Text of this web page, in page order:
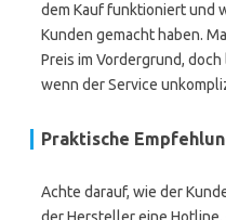
dem Kauf funktioniert und
Kunden gemacht haben.
Preis im Vordergrund,
wenn der Service
Praktische
Achte darauf, wie der